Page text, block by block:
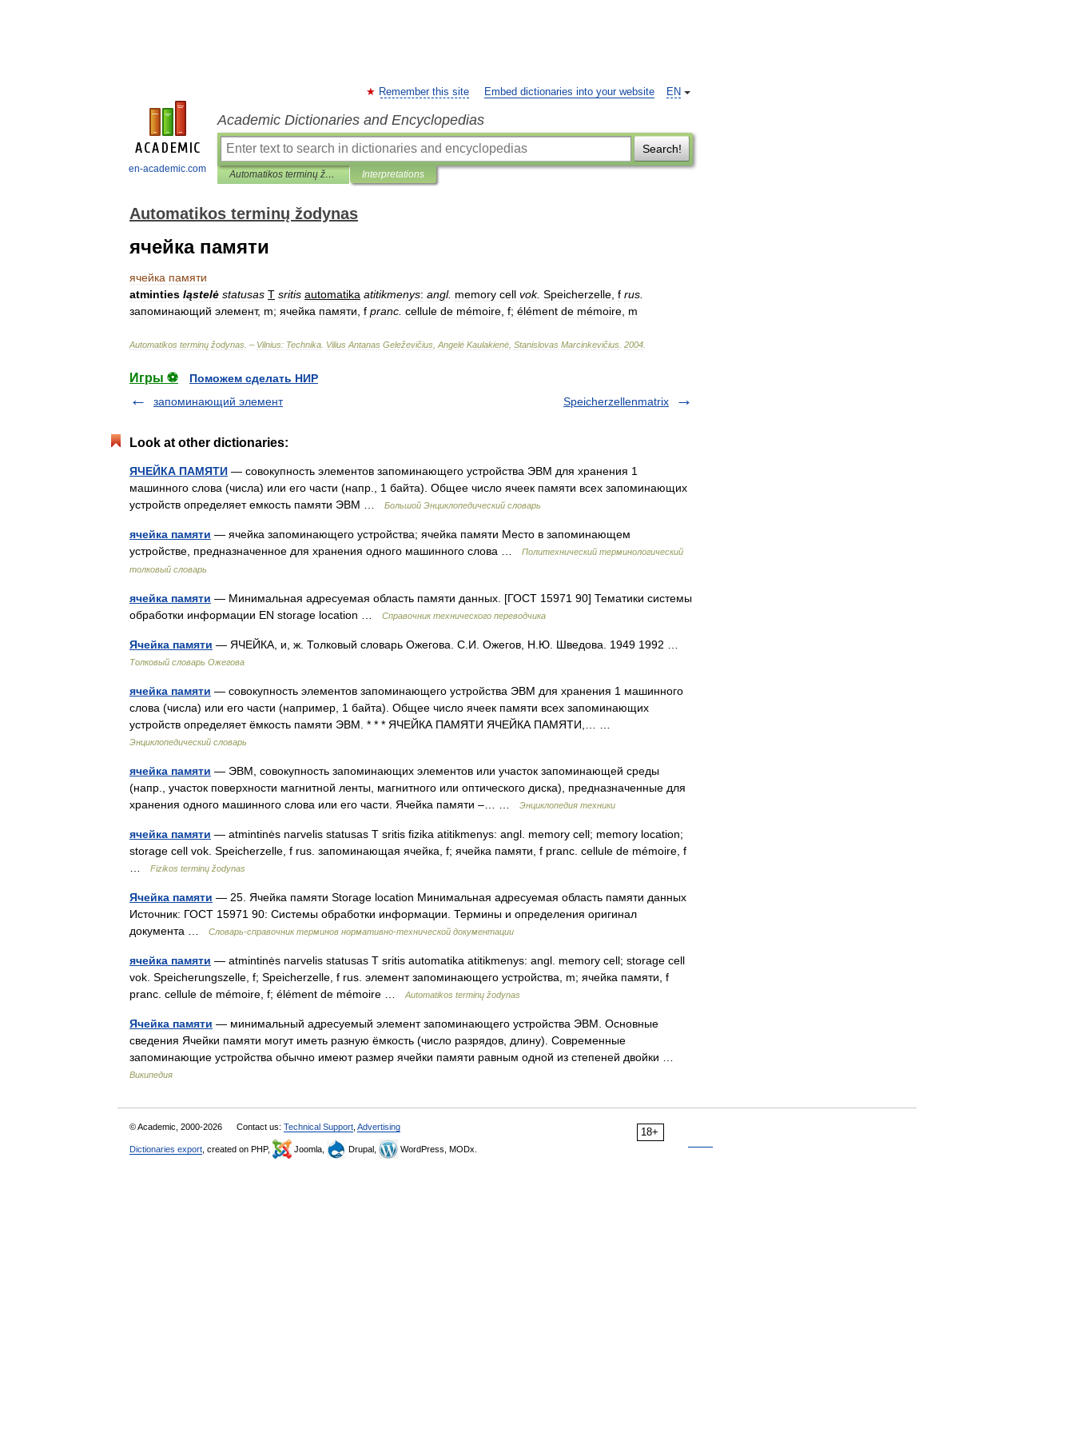
en-academic.com
EN
Remember this site Embed dictionaries into your website
Academic Dictionaries and Encyclopedias
Search!
Automatikos terminų žodynas Interpretations
Automatikos terminų žodynas
ячейка памяти
ячейка памяти
atminties ląstelė statusas T sritis automatika atitikmenys: angl. memory cell vok. Speicherzelle f rus
запоминающий элемент, m; ячейка памяти f pranc cellule de mémoire f; élément de mémoire m
Automatikos terminų žodynas . – Vilnius: Technika Vilius Antanas Geleževičius Angelė Kaulakienė Stanislovas Marcinkevičius 2004
Игры ⚽
Поможем сделать НИР
запоминающий элемент
Speicherzellenmatrix
Look at other dictionaries:
ЯЧЕЙКА ПАМЯТИ — совокупность элементов запоминающего устройства ЭВМ для хранения 1
машинного слова (числа) или его части (напр., 1 байта). Общее число ячеек памяти всех запоминающих
устройств определяет емкость памяти ЭВМ …
Большой Энциклопедический словарь
ячейка памяти — ячейка запоминающего устройства; ячейка памяти Место в запоминающем
устройстве, предназначенное для хранения одного машинного слова …
Политехнический терминологический
толковый словарь
ячейка памяти — Минимальная адресуемая область памяти данных. [ГОСТ 15971 90] Тематики системы
обработки информации EN storage location …
Справочник технического переводчика
Ячейка памяти — ЯЧЕЙКА, и, ж. Толковый словарь Ожегова. С.И. Ожегов, Н.Ю. Шведова. 1949 1992 …
Толковый словарь Ожегова
ячейка памяти — совокупность элементов запоминающего устройства ЭВМ для хранения 1 машинного
слова (числа) или его части (например, 1 байта). Общее число ячеек памяти всех запоминающих
устройств определяет ёмкость памяти ЭВМ. * * * ЯЧЕЙКА ПАМЯТИ ЯЧЕЙКА ПАМЯТИ,… …
Энциклопедический словарь
ячейка памяти — ЭВМ, совокупность запоминающих элементов или участок запоминающей среды
(напр., участок поверхности магнитной ленты, магнитного или оптического диска), предназначенные для
хранения одного машинного слова или его части. Ячейка памяти –… …
Энциклопедия техники
ячейка памяти — atmintinės narvelis statusas T sritis fizika atitikmenys: angl. memory cell; memory location;
storage cell vok. Speicherzelle, f rus. запоминающая ячейка, f; ячейка памяти, f pranc. cellule de mémoire, f
Fizikos terminų žodynas
Ячейка памяти — 25. Ячейка памяти Storage location Минимальная адресуемая область памяти данных
Источник: ГОСТ 15971 90: Системы обработки информации. Термины и определения оригинал
документа …
Словарь-справочник терминов нормативно-технической документации
ячейка памяти — atmintinės narvelis statusas T sritis automatika atitikmenys: angl. memory cell; storage cell
vok. Speicherungszelle, f; Speicherzelle, f rus. элемент запоминающего устройства, m; ячейка памяти, f
pranc. cellule de mémoire, f; élément de mémoire …
Automatikos terminų žodynas
Ячейка памяти — минимальный адресуемый элемент запоминающего устройства ЭВМ. Основные
сведения Ячейки памяти могут иметь разную ёмкость (число разрядов, длину). Современные
запоминающие устройства обычно имеют размер ячейки памяти равным одной из степеней двойки …
Википедия
18+
© Academic, 2000-2026 Contact us: Technical Support Advertising
Dictionaries export , created on PHP, Joomla, Drupal, WordPress, MODx.